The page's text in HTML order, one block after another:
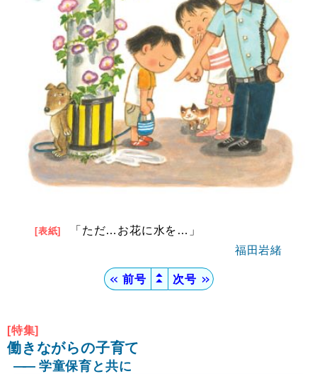
[表紙]
「ただ…お花に水を…」
福田岩緒
＜＜ 前号
▲
▲
次号 ＞＞
[特集]
働きながらの子育て
学童保育と共に